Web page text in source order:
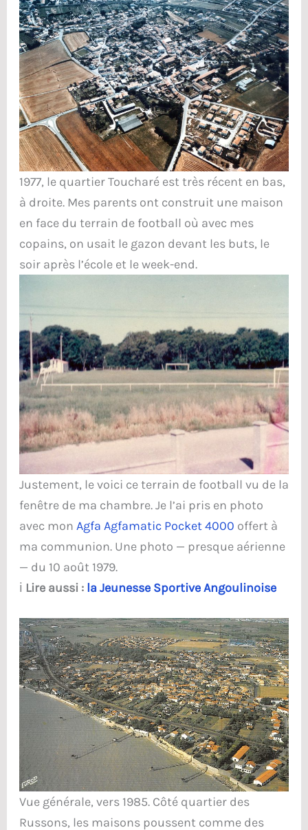
1977, le quartier Toucharé est très récent en bas,
à droite. Mes parents ont construit une maison
en face du terrain de football où avec mes
copains, on usait le gazon devant les buts, le
soir après l’école et le week-end.
Justement, le voici ce terrain de football vu de la
fenêtre de ma chambre. Je l’ai pris en photo
avec mon Agfa Agfamatic Pocket 4000 offert à
ma communion. Une photo — presque aérienne
— du 10 août 1979.
ℹ️ Lire aussi : la Jeunesse Sportive Angoulinoise
Vue générale, vers 1985. Côté quartier des
Russons, les maisons poussent comme des